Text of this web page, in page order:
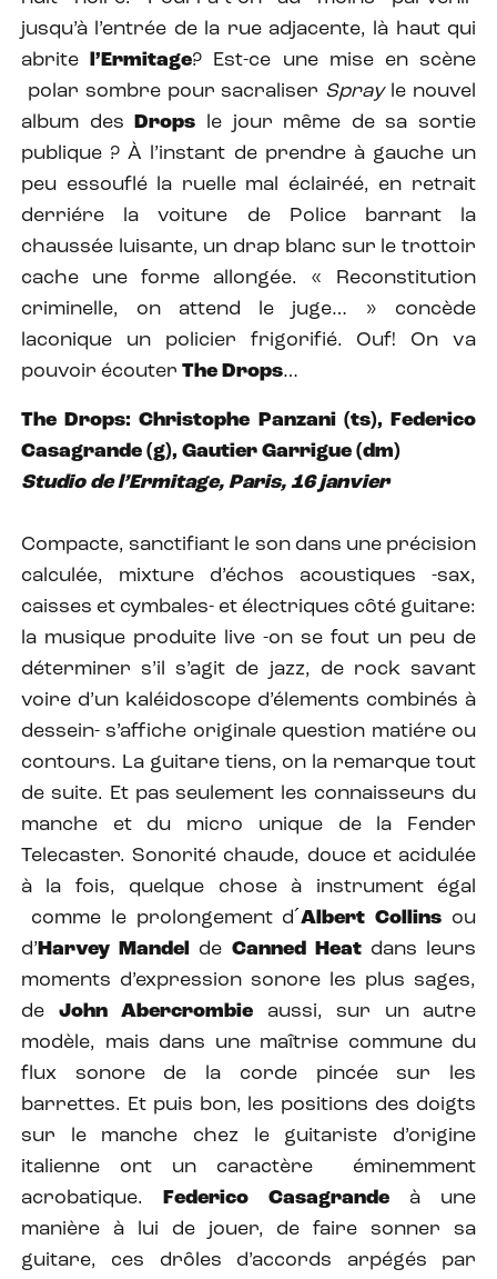
jusqu’à l’entrée de la rue adjacente, là haut qui
abrite
l’Ermitage? Est-ce une mise en scène
polar sombre pour sacraliser Sprayle nouvel
album des
Drops le jour même de sa sortie
publique ? À l’instant de prendre à gauche un
peu essouflé la ruelle mal éclairéé, en retrait
derriére la voiture de Police barrant la
chaussée luisante, un drap blanc sur le trottoir
cache une forme allongée. « Reconstitution
criminelle, on attend le juge… » concède
laconique un policier frigorifié. Ouf! On va
pouvoir écouter The Drops…
The Drops: Christophe Panzani (ts), Federico
Casagrande (g), Gautier Garrigue (dm)
Studio de l’Ermitage, Paris, 16 janvier
Compacte, sanctifiant le son dans une précision
calculée, mixture d’échos acoustiques -sax,
caisses et cymbales- et électriques côté guitare:
la musique produite live -on se fout un peu de
déterminer s’il s’agit de jazz, de rock savant
voire d’un kaléidoscope d’élements combinés à
dessein- s’affiche originale question matiére ou
contours. La guitare tiens, on la remarque tout
de suite. Et pas seulement les connaisseurs du
manche et du micro unique de la Fender
Telecaster. Sonorité chaude, douce et acidulée
à la fois, quelque chose à instrument égal
comme le prolongement d´Albert Collins ou
d’ Harvey Mandel de Canned Heatdans leurs
moments d’expression sonore les plus sages,
de John Abercrombie aussi, sur un autre
modèle, mais dans une maîtrise commune du
flux sonore de la corde pincée sur les
barrettes. Et puis bon, les positions des doigts
sur le manche chez le guitariste d’origine
italienne ont un caractère éminemment
acrobatique.
Federico Casagrande à une
manière à lui de jouer, de faire sonner sa
guitare, ces drôles d’accords arpégés par